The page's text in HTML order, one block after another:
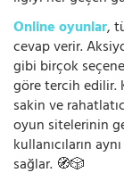
Online oyunlar,
cevap verir.
gibi birçok
göre tercih edilir.
sakin ve
oyun sitelerinin
kullanıcıların
sağlar. 🧭🎲